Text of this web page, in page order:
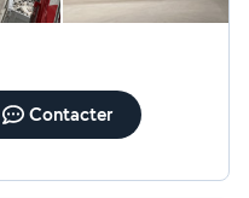
Contacter